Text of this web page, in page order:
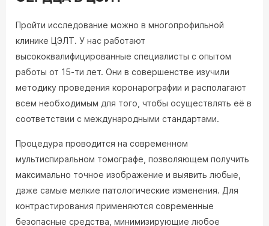
Пройти исследование можно в многопрофильной
клинике ЦЭЛТ. У нас работают
высококвалифицированные специалисты с опытом
работы от 15-ти лет. Они в совершенстве изучили
методику проведения коронарографии и располагают
всем необходимым для того, чтобы осуществлять её в
соответствии с международными стандартами.
Процедура проводится на современном
мультиспиральном томографе, позволяющем получить
максимально точное изображение и выявить любые,
даже самые мелкие патологические изменения. Для
контрастирования применяются современные
безопасные средства, минимизирующие любое